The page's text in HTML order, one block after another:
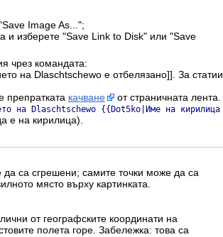
Image As...";
и изберете "Save Link to Disk" или "Save
чрез командата:
на Dlaschtschewo е отбелязано]]. За статии
препратката качване
от страничната лента.
на Dlaschtschewo {{Dot5ko|Име на кирилица
е на кирилица).
са сгрешени; самите точки може да са
място върху картинката.
от географските координати на
полета горе. Забележка: това са